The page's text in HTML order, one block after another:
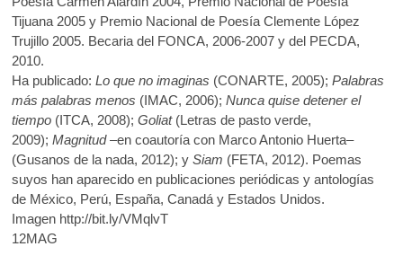
Tijuana 2005 y Premio Nacional de Poesía Clemente López
Trujillo 2005. Becaria del FONCA, 2006-2007 y del PECDA,
2010.
Ha publicado:Lo que no imaginas (CONARTE, 2005);Palabras
más palabras menos (IMAC, 2006);Nunca quise detener el
tiempo (ITCA, 2008);Goliat(Letras de pasto verde,
2009);Magnitud–en coautoría con Marco Antonio Huerta–
(Gusanos de la nada, 2012); ySiam (FETA, 2012). Poemas
suyos han aparecido en publicaciones periódicas y antologías
de México, Perú, España, Canadá y Estados Unidos.
Imagen http://bit.ly/VMqlvT
12MAG